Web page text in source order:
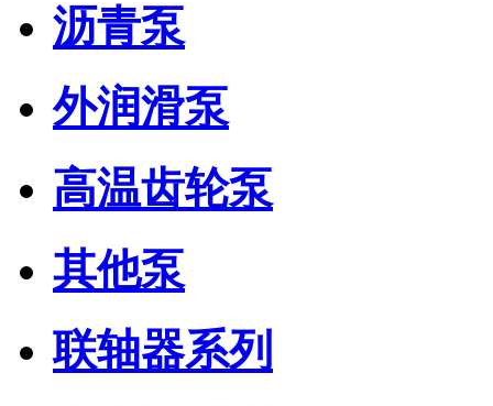
沥青泵
外润滑泵
高温齿轮泵
其他泵
联轴器系列